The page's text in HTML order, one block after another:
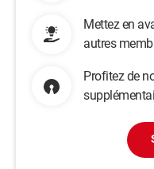
Mettez en
autres
Profitez de